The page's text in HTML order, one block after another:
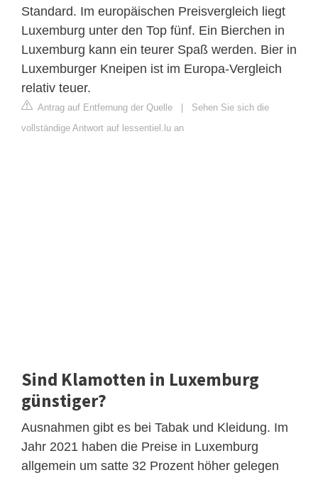
Standard. Im europäischen Preisvergleich liegt
Luxemburg unter den Top fünf. Ein Bierchen in
Luxemburg kann ein teurer Spaß werden. Bier in
Luxemburger Kneipen ist im Europa-Vergleich
relativ teuer.
Antrag auf Entfernung der Quelle | Sehen Sie sich die
vollständige Antwort auf lessentiel.lu an
Sind Klamotten in Luxemburg
günstiger?
Ausnahmen gibt es bei Tabak und Kleidung. Im
Jahr 2021 haben die Preise in Luxemburg
allgemein um satte 32 Prozent höher gelegen